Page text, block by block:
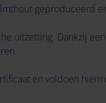
geproduceerd
uitzetting. Dankzij
en voldoen